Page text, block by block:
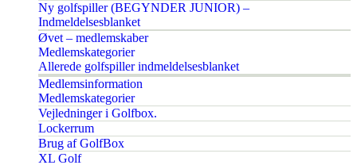
Ny golfspiller (BEGYNDER JUNIOR) –
Indmeldelsesblanket
Øvet – medlemskaber
Medlemskategorier
Allerede golfspiller indmeldelsesblanket
Medlemsinformation
Medlemskategorier
Vejledninger i Golfbox.
Lockerrum
Brug af GolfBox
XL Golf